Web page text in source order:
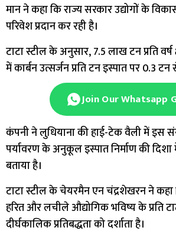
मान ने कहा कि राज्य सरकार उद्योगों के
परिवेश प्रदान कर रही है।
टाटा स्टील के अनुसार, 7.5 लाख टन प्रति
में कार्बन उत्सर्जन प्रति टन इस्पात पर 0.3
Join Our Whatsapp
कंपनी ने लुधियाना की हाई-टेक वैली में इस
पर्यावरण के अनुकूल इस्पात निर्माण की
बताया है।
टाटा स्टील के चेयरमैन एन चंद्रशेखरन ने
हरित और लचीले औद्योगिक भविष्य के प्रति
दीर्घकालिक प्रतिबद्धता को दर्शाता है।